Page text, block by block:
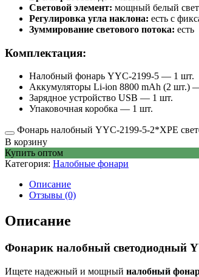
Световой элемент: мощный белый свет
Регулировка угла наклона: есть с
Зуммирование светового потока: есть
Комплектация:
Налобный фонарь YYC-2199-5 — 1 шт.
Аккумуляторы Li-ion 8800 mAh (2 шт.)
Зарядное устройство USB — 1 шт.
Упаковочная коробка — 1 шт.
Фонарь налобный YYC-2199-5-2*XPE
В корзину
Купить оптом
Категория: Налобные фонари
Описание
Отзывы (0)
Описание
Фонарик налобный светодиодный
Ищете надежный и мощный налобный